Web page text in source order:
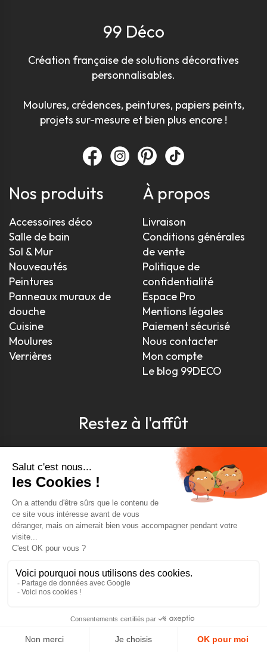
99 Déco
Création française de solutions décoratives
personnalisables.
Moulures, crédences, peintures, papiers peints,
projets sur-mesure et bien plus encore !
Nos produits
Accessoires déco
Salle de bain
Sol & Mur
Nouveautés
Peintures
Panneaux muraux de
douche
Cuisine
Moulures
Verrières
À propos
Livraison
Conditions générales
de vente
Politique de
confidentialité
Espace Pro
Mentions légales
Paiement sécurisé
Nous contacter
Mon compte
Le blog 99DECO
Restez à l'affût
Pour être toujours au courant, inscrivez-vous à
notre newsletter
J'accepte les conditions générales et la politique de
AVIS VÉRIFIÉS